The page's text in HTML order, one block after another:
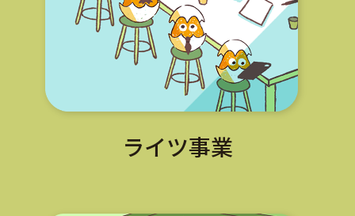
ライツ事業